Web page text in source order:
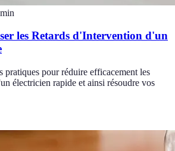
min
les Retards d'Intervention d'un
pratiques pour réduire efficacement les
électricien rapide et ainsi résoudre vos